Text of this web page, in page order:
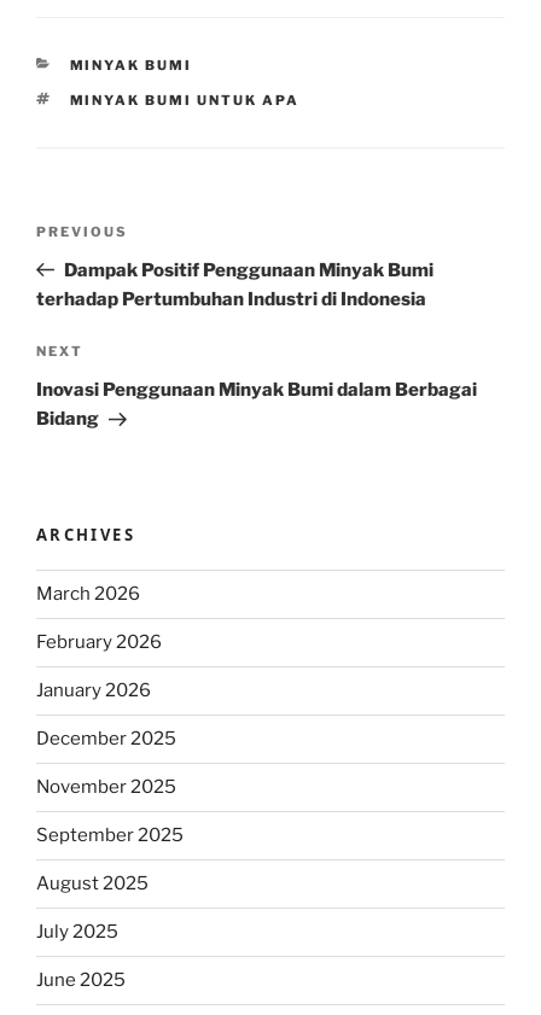
CATEGORIES
MINYAK BUMI
TAGS
MINYAK BUMI UNTUK APA
Previous
Post
PREVIOUS
Dampak Positif Penggunaan Minyak Bumi
terhadap Pertumbuhan Industri di Indonesia
Next
Post
NEXT
Inovasi Penggunaan Minyak Bumi dalam Berbagai
Bidang
ARCHIVES
March 2026
February 2026
January 2026
December 2025
November 2025
September 2025
August 2025
July 2025
June 2025